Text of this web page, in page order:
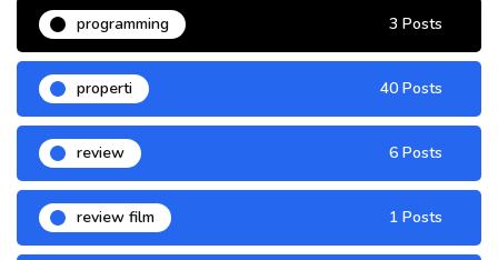
programming 3 Posts
properti 40 Posts
review 6 Posts
review film 1 Posts